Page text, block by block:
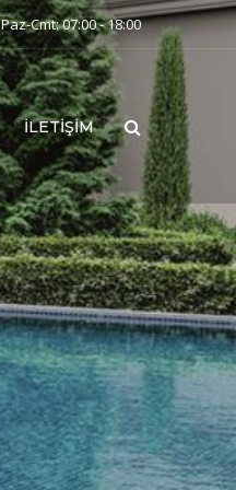
Paz-Cmt: 07:00 - 18:00
İLETIŞIM